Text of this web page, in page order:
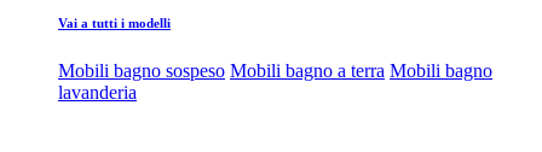
Vai a tutti i modelli
Mobili bagno sospeso Mobili bagno a terra Mobili bagno
lavanderia